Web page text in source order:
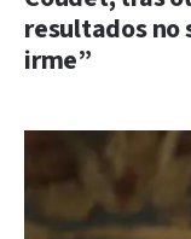
resultados no
irme”